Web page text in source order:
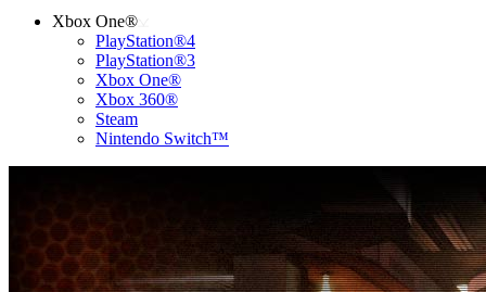
Xbox One®
PlayStation®4
PlayStation®3
Xbox One®
Xbox 360®
Steam
Nintendo Switch™